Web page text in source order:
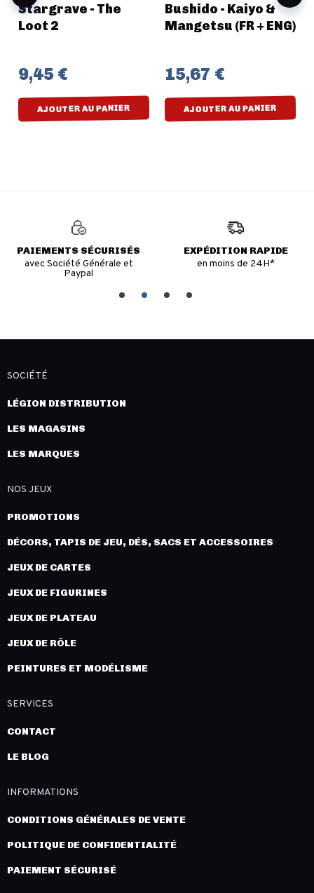
Stargrave - The
Loot 2
9,45 €
AJOUTER AU PANIER
Bushido - Kaiyo &
Mangetsu (FR + ENG)
15,67 €
AJOUTER AU PANIER
PAIEMENTS SÉCURISÉS
avec Société Générale et
Paypal
EXPÉDITION RAPIDE
en moins de 24H*
SOCIÉTÉ
LÉGION DISTRIBUTION
LES MAGASINS
LES MARQUES
NOS JEUX
PROMOTIONS
DÉCORS, TAPIS DE JEU, DÉS, SACS ET ACCESSOIRES
JEUX DE CARTES
JEUX DE FIGURINES
JEUX DE PLATEAU
JEUX DE RÔLE
PEINTURES ET MODÉLISME
SERVICES
CONTACT
LE BLOG
INFORMATIONS
CONDITIONS GÉNÉRALES DE VENTE
POLITIQUE DE CONFIDENTIALITÉ
PAIEMENT SÉCURISÉ